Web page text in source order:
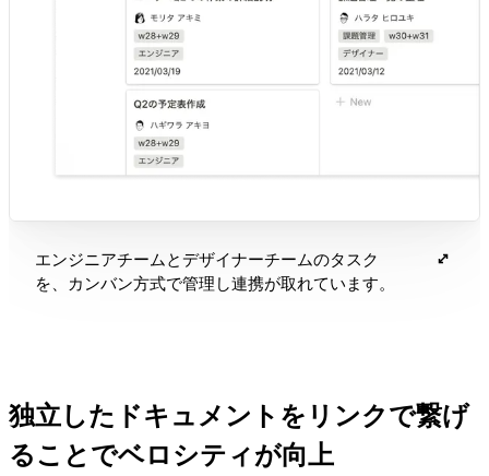
エンジニアチームとデザイナーチームのタスク
を、カンバン方式で管理し連携が取れています。
独立したドキュメントをリンクで繋げ
ることでベロシティが向上